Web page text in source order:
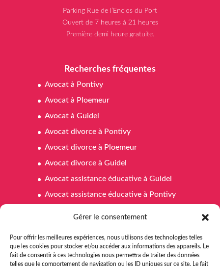
Gérer le consentement
Pour offrir les meilleures expériences, nous utilisons des technologies telles
que les cookies pour stocker et/ou accéder aux informations des appareils. Le
fait de consentir à ces technologies nous permettra de traiter des données
telles que le comportement de navigation ou les ID uniques sur ce site. Le fait
Parking Rue de l’Enclos du Port
Ouvert de 7 heures à 21 heures
Première demi heure gratuite.
Recherches fréquentes
Avocat à Pontivy
Avocat à Ploemeur
Avocat à Guidel
Avocat divorce à Pontivy
Avocat divorce à Ploemeur
Avocat divorce à Guidel
Avocat assistance éducative à Guidel
Avocat assistance éducative à Pontivy
Avocat affaires familiales à Ploemeur
Avocat affaires familiales à Guidel